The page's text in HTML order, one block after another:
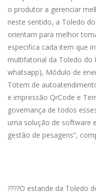
o produtor a gerenciar
neste sentido, a Toledo
orientam para melhor
especifica cada item que
multifatorial da Toledo do
whatsapp), Módulo de
Totem de
e impressão QrCode e
governança de todos
uma solução de software
gestão de pesagens”,
????O estande da Toledo